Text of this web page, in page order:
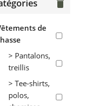
delete
de
> Pantalons,
treillis
> Tee-shirts,
polos,